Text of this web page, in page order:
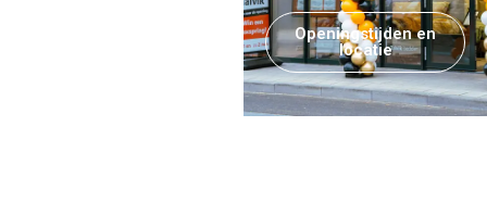
Openingstijden en
locatie